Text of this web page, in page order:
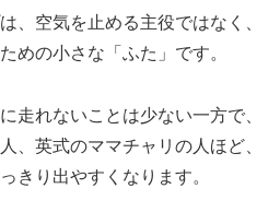
、空気を止める主役ではなく、
めの小さな「ふた」です。
走れないことは少ない一方で、
、英式のママチャリの人ほど、
きり出やすくなります。